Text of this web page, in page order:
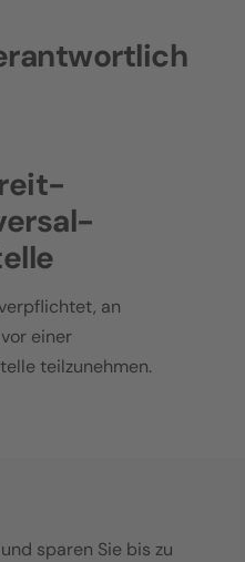
an
einer
teilzunehmen.
sparen Sie bis zu